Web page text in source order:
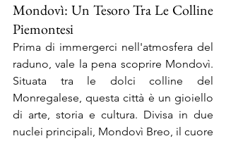
Mondovì: Un Tesoro Tra Le Colline
Piemontesi
Prima di immergerci nell'atmosfera del
raduno, vale la pena scoprire Mondovì.
Situata tra le dolci colline del
Monregalese, questa città è un gioiello
di arte, storia e cultura. Divisa in due
nuclei principali, Mondovì Breo, il cuore